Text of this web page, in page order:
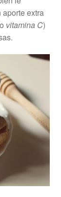
extra
vitamina C)